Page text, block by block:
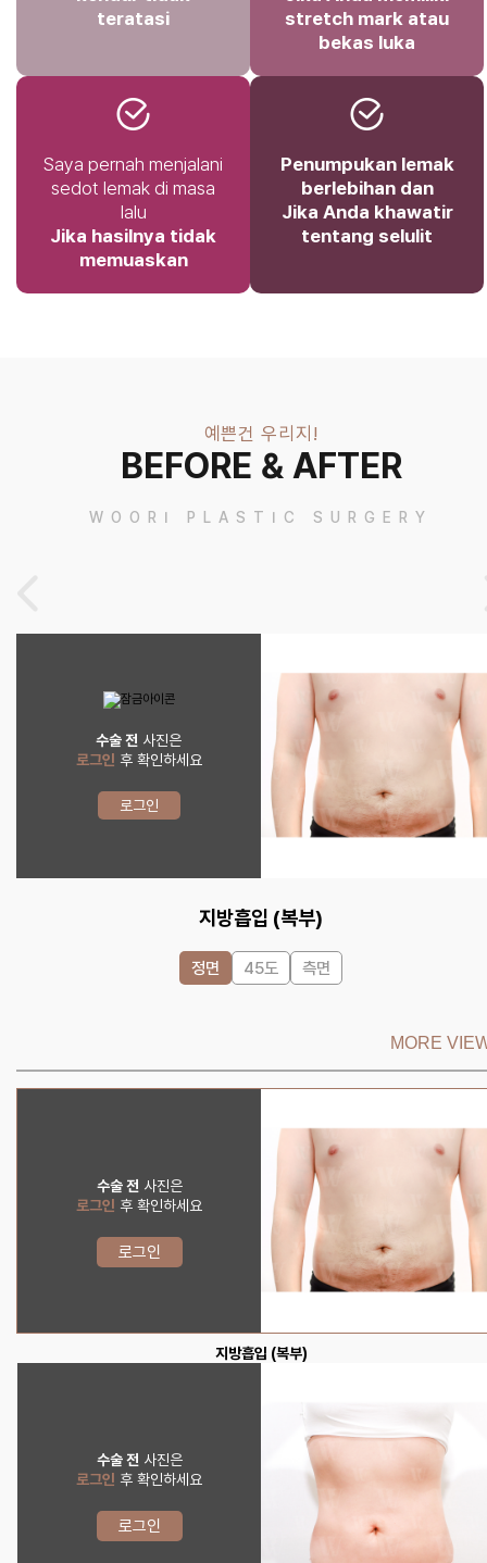
teratasi
stretch mark atau
bekas luka
Saya pernah menjalani
sedot lemak di masa
lalu
Jika hasilnya tidak
memuaskan
Penumpukan lemak
berlebihan dan
Jika Anda khawatir
tentang selulit
예쁜건 우리지!
BEFORE & AFTER
WOORI PLASTIC SURGERY
수술 전 사진은
로그인 후 확인하세요
로그인
지방흡입 (복부)
정면 45도 측면
MORE
수술 전 사진은
로그인 후 확인하세요
로그인
지방흡입 (복부)
수술 전 사진은
로그인 후 확인하세요
로그인